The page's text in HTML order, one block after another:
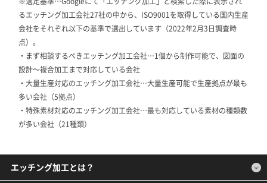
るエッチング加工会社27社の中から、ISO9001を取得している国内生産
会社をそれぞれ以下の基準で選出しています（2022年2月3日調査時
点）。
・まず相談するべきエッチング加工会社…1個から制作可能で、図面の
設計～複合加工まで対応している会社
・大量生産対応のエッチング加工会社…大量生産可能で生産拠点が最も
多い会社（5拠点）
・特殊素材対応のエッチング加工会社…最も対応している素材の種類数
が多い会社（21種類）
エッチング加工とは？